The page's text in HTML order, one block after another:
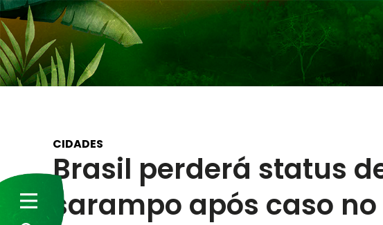
CIDADES
Brasil perderá status
sarampo após caso no